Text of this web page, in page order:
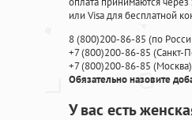
или Visa для бесплатной
8(800)200-86-85 (по
+7(800)200-86-85 (Санкт-
+7(800)200-86-85 (Москва)
Обязательно назовите
У вас есть